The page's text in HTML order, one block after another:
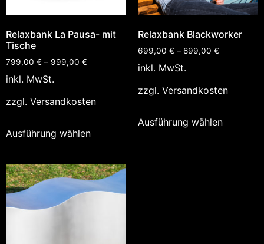
Relaxbank La Pausa- mit
Tische
799,00 € – 999,00 €
inkl. MwSt.
zzgl. Versandkosten
Ausführung wählen
Relaxbank Blackworker
699,00 € – 899,00 €
inkl. MwSt.
zzgl. Versandkosten
Ausführung wählen